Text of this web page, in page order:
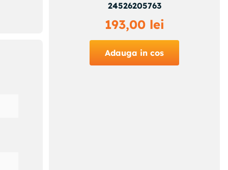
24526205763
193,00 lei
Adauga in cos